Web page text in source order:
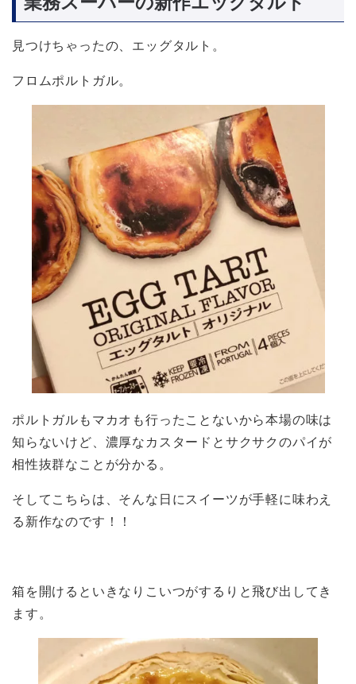
見つけちゃったの、エッグタルト。
フロムポルトガル。
ポルトガルもマカオも行ったことないから本場の味は
知らないけど、濃厚なカスタードとサクサクのパイが
相性抜群なことが分かる。
そしてこちらは、そんな日にスイーツが手軽に味わえ
る新作なのです！！
箱を開けるといきなりこいつがするりと飛び出してき
ます。